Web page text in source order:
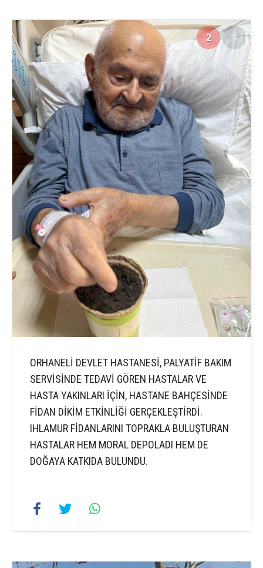
2 4
ORHANELİ DEVLET HASTANESİ, PALYATİF BAKIM
SERVİSİNDE TEDAVİ GÖREN HASTALAR VE
HASTA YAKINLARI İÇİN, HASTANE BAHÇESİNDE
FİDAN DİKİM ETKİNLİĞİ GERÇEKLEŞTİRDİ.
IHLAMUR FİDANLARINI TOPRAKLA BULUŞTURAN
HASTALAR HEM MORAL DEPOLADI HEM DE
DOĞAYA KATKIDA BULUNDU.